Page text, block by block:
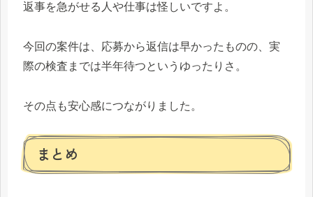
返事を急がせる人や仕事は怪しいですよ。
今回の案件は、応募から返信は早かったものの、実
際の検査までは半年待つというゆったりさ。
その点も安心感につながりました。
まとめ